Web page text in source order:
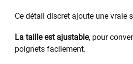
Ce détail discret ajoute une vraie
La taille est ajustable, pour
poignets facilement.